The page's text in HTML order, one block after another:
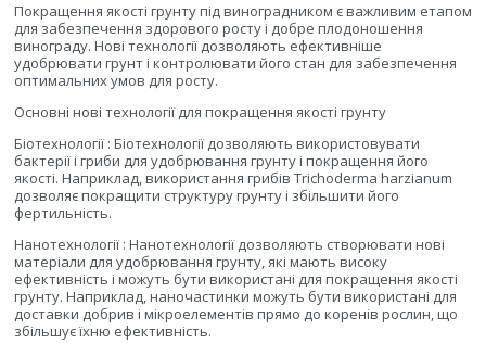
Покращення якості грунту під виноградником є важливим етапом
для забезпечення здорового росту і добре плодоношення
винограду. Нові технології дозволяють ефективніше
удобрювати грунт і контролювати його стан для забезпечення
оптимальних умов для росту.
Основні нові технології для покращення якості грунту
Біотехнології : Біотехнології дозволяють використовувати
бактерії і гриби для удобрювання грунту і покращення його
якості. Наприклад, використання грибів Trichoderma harzianum
дозволяє покращити структуру грунту і збільшити його
фертильність.
Нанотехнології : Нанотехнології дозволяють створювати нові
матеріали для удобрювання грунту, які мають високу
ефективність і можуть бути використані для покращення якості
грунту. Наприклад, наночастинки можуть бути використані для
доставки добрив і мікроелементів прямо до коренів рослин, що
збільшує їхню ефективність.